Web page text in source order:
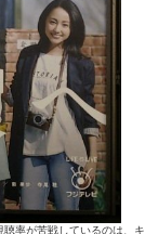
率が苦戦しているのは、キ